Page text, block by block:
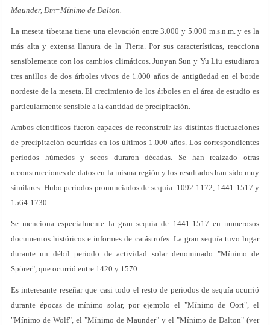
Maunder, Dm=Mínimo de Dalton.
La meseta tibetana tiene una elevación entre 3.000 y 5.000 m.s.n.m. y es la
más alta y extensa llanura de la Tierra. Por sus características, reacciona
sensiblemente con los cambios climáticos. Junyan Sun y Yu Liu estudiaron
tres anillos de dos árboles vivos de 1.000 años de antigüedad en el borde
nordeste de la meseta. El crecimiento de los árboles en el área de estudio es
particularmente sensible a la cantidad de precipitación.
Ambos científicos fueron capaces de reconstruir las distintas fluctuaciones
de precipitación ocurridas en los últimos 1.000 años. Los correspondientes
periodos húmedos y secos duraron décadas. Se han realzado otras
reconstrucciones de datos en la misma región y los resultados han sido muy
similares. Hubo periodos pronunciados de sequía: 1092-1172, 1441-1517 y
1564-1730.
Se menciona especialmente la gran sequía de 1441-1517 en numerosos
documentos históricos e informes de catástrofes. La gran sequía tuvo lugar
durante un débil periodo de actividad solar denominado "Mínimo de
Spörer", que ocurrió entre 1420 y 1570.
Es interesante reseñar que casi todo el resto de periodos de sequía ocurrió
durante épocas de mínimo solar, por ejemplo el "Mínimo de Oort", el
"Mínimo de Wolf", el "Mínimo de Maunder" y el "Mínimo de Dalton" (ver